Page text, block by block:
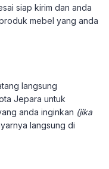
siap kirim dan anda
mebel yang anda
langsung
Jepara untuk
anda inginkan (jika
langsung di